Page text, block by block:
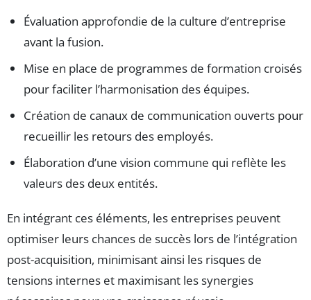
Évaluation approfondie de la culture d’entreprise
avant la fusion.
Mise en place de programmes de formation croisés
pour faciliter l’harmonisation des équipes.
Création de canaux de communication ouverts pour
recueillir les retours des employés.
Élaboration d’une vision commune qui reflète les
valeurs des deux entités.
En intégrant ces éléments, les entreprises peuvent
optimiser leurs chances de succès lors de l’intégration
post-acquisition, minimisant ainsi les risques de
tensions internes et maximisant les synergies